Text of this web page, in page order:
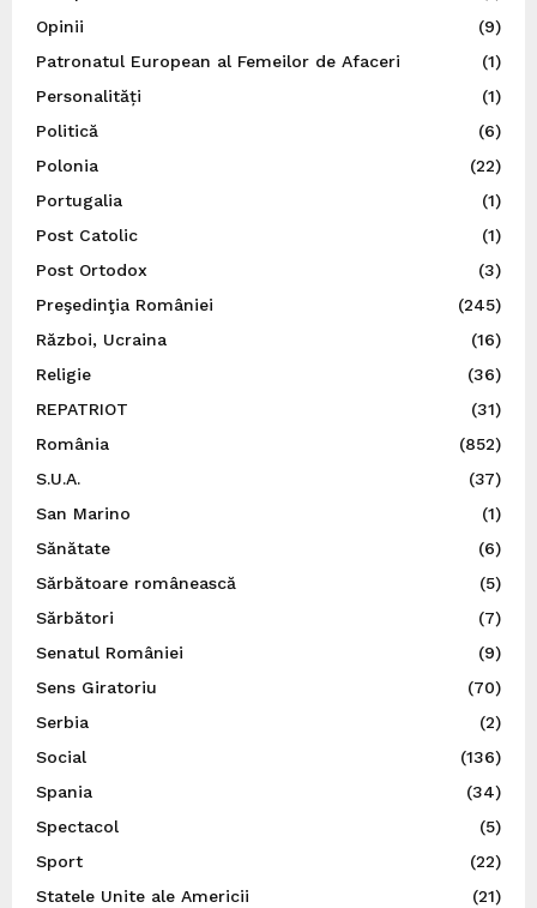
Opinii
(9)
Patronatul European al Femeilor de Afaceri
(1)
Personalități
(1)
Politică
(6)
Polonia
(22)
Portugalia
(1)
Post Catolic
(1)
Post Ortodox
(3)
Preşedinţia României
(245)
Război, Ucraina
(16)
Religie
(36)
REPATRIOT
(31)
România
(852)
S.U.A.
(37)
San Marino
(1)
Sănătate
(6)
Sărbătoare românească
(5)
Sărbători
(7)
Senatul României
(9)
Sens Giratoriu
(70)
Serbia
(2)
Social
(136)
Spania
(34)
Spectacol
(5)
Sport
(22)
Statele Unite ale Americii
(21)